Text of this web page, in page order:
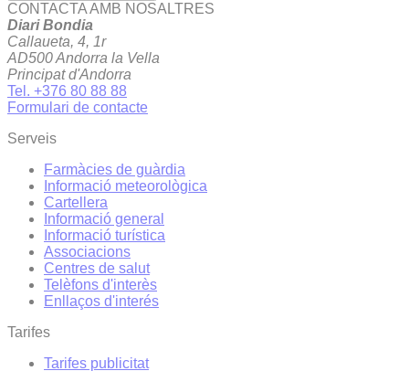
CONTACTA AMB NOSALTRES
Diari Bondia
Callaueta, 4, 1r
AD500 Andorra la Vella
Principat d'Andorra
Tel. +376 80 88 88
Formulari de contacte
Serveis
Farmàcies de guàrdia
Informació meteorològica
Cartellera
Informació general
Informació turística
Associacions
Centres de salut
Telèfons d'interès
Enllaços d'interés
Tarifes
Tarifes publicitat